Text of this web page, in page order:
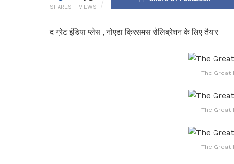
SHARES VIEWS
द ग्रेट इंडिया प्लेस , नोएडा क्रिसमस सेलिब्रेशन के लिए तैयार
The Great
The Great
The Great